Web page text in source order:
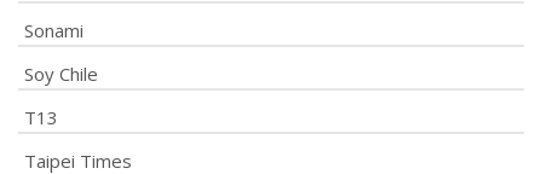
Sonami
Soy Chile
T13
Taipei Times